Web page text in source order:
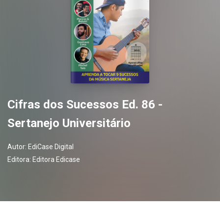
Cifras dos Sucessos Ed. 86 -
Sertanejo Universitário
Autor: EdiCase Digital
Editora: Editora Edicase